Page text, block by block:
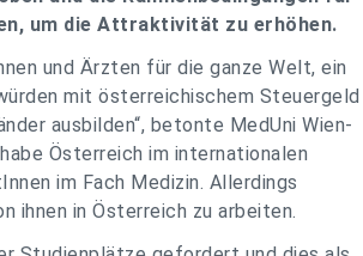
um die Attraktivität zu erhöhen.
und Ärzten für die ganze Welt, ein
mit österreichischem Steuergeld
ausbilden“, betonte MedUni Wien-
Österreich im internationalen
im Fach Medizin. Allerdings
ihnen in Österreich zu arbeiten.